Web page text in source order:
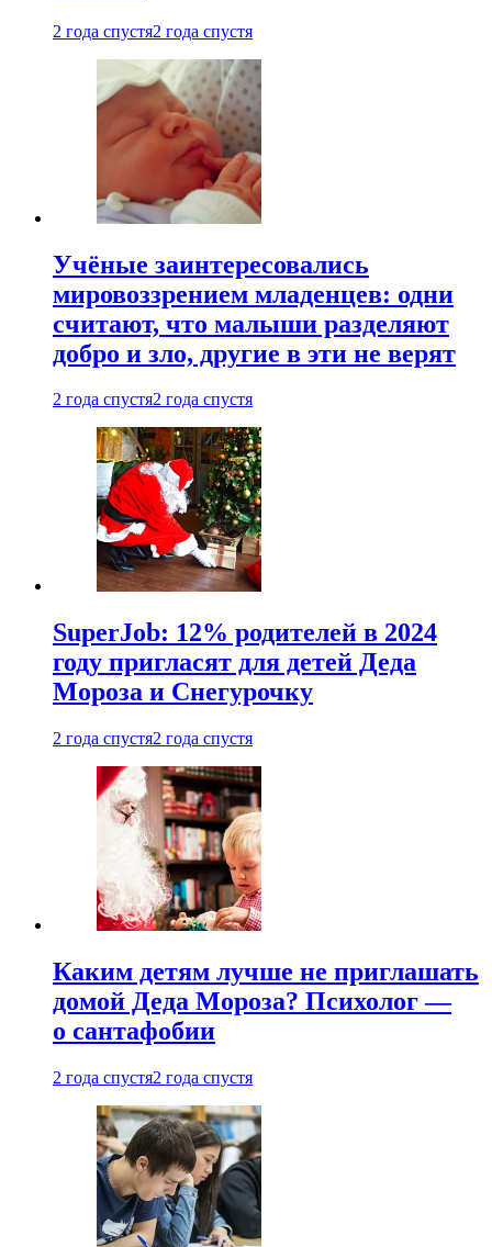
2 года спустя2 года спустя
Учёные заинтересовались
мировоззрением младенцев: одни
считают, что малыши разделяют
добро и зло, другие в эти не верят
2 года спустя2 года спустя
SuperJob: 12% родителей в 2024
году пригласят для детей Деда
Мороза и Снегурочку
2 года спустя2 года спустя
Каким детям лучше не приглашать
домой Деда Мороза? Психолог —
о сантафобии
2 года спустя2 года спустя